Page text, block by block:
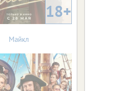
18+
Майкл